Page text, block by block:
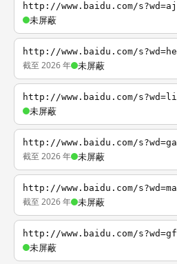
http://www.baidu.com/s?wd=aj
未屏蔽
http://www.baidu.com/
截至 2026 年 未屏蔽
http://www.baidu.com/
未屏蔽
http://www.baidu.com/
截至 2026 年 未屏蔽
http://www.baidu.com/
截至 2026 年 未屏蔽
http://www.baidu.com/
未屏蔽